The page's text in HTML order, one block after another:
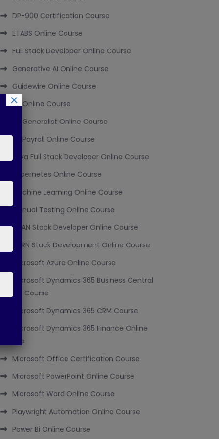
DP-900 Certification Course
ETABS Online Course
Full Stack Developer Online Course
Generative AI Online Course
Guidewire Online Course
HR Online Course
HR Generalist Online Course
HR Payroll Online Course
Java Full Stack Developer Online Course
Kubernetes Online Course
Machine Learning Online Course
Manual Testing Online Course
MEAN Stack Developer Online Course
MERN Stack Development Online Course
Microsoft Azure Online Course
Microsoft Dynamics 365 Business Central
Online Course
Microsoft Dynamics 365 CRM Course
Microsoft Dynamics 365 Finance Online
Course
Microsoft Office Certification Course
Microsoft PowerPoint Online Course
Microsoft Word Online Course
Playwright Automation Online Course
Power Bi Online Course
×